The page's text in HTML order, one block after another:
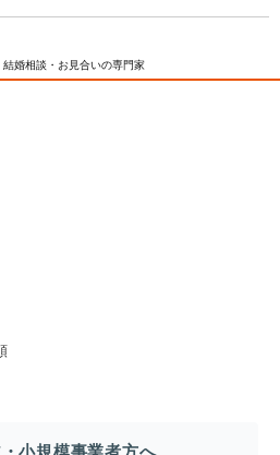
結婚相談・お見合いの専門家